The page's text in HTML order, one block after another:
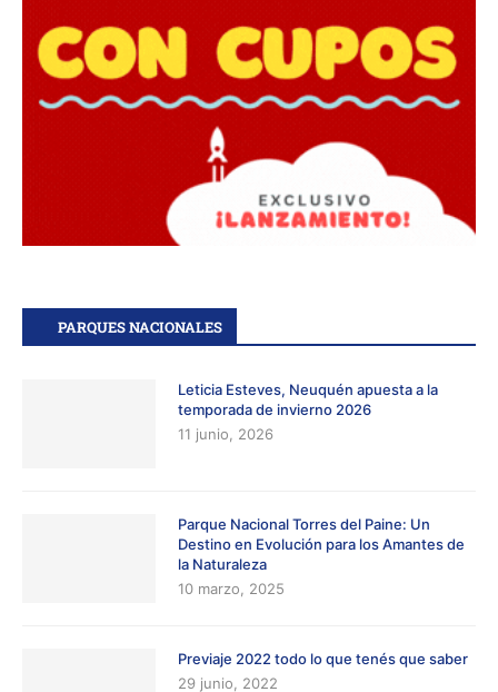
PARQUES NACIONALES
Leticia Esteves, Neuquén apuesta a la
temporada de invierno 2026
11 junio, 2026
Parque Nacional Torres del Paine: Un
Destino en Evolución para los Amantes de
la Naturaleza
10 marzo, 2025
Previaje 2022 todo lo que tenés que saber
29 junio, 2022